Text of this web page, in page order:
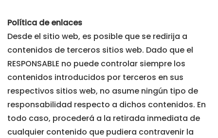
Política de enlaces
Desde el sitio web, es posible que se redirija a
contenidos de terceros sitios web. Dado que el
RESPONSABLE no puede controlar siempre los
contenidos introducidos por terceros en sus
respectivos sitios web, no asume ningún tipo de
responsabilidad respecto a dichos contenidos. En
todo caso, procederá a la retirada inmediata de
cualquier contenido que pudiera contravenir la